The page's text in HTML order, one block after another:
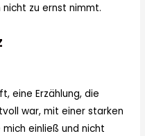
zu ernst nimmt.
eine Erzählung, die
war, mit einer starken
einließ und nicht